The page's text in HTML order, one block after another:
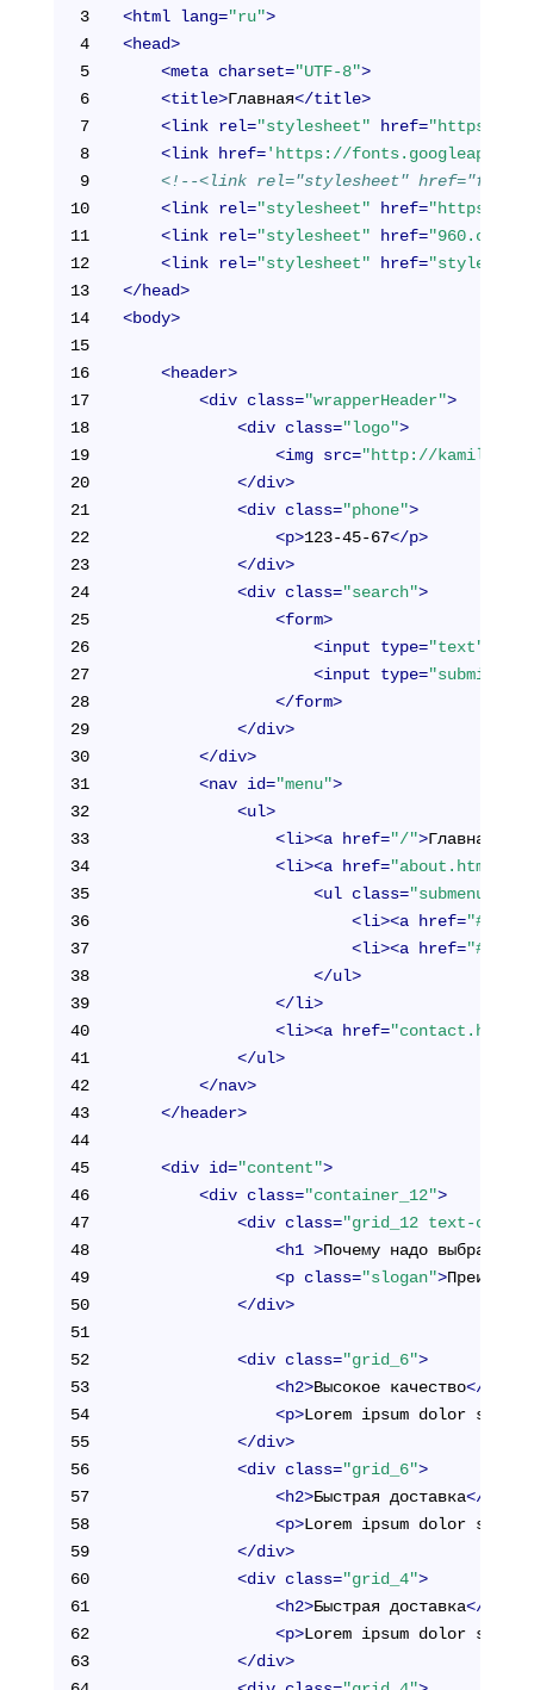
3
<html lang="ru">
4
<head>
5
<meta charset="UTF-8">
6
<title>Главная</title>
7
<link rel="stylesheet" href="https://
8
<link href='https://
9
<!--<link rel="stylesheet" href="font-
10
<link rel="stylesheet" href="https://
11
<link rel="stylesheet" href="960.css"
12
<link rel="stylesheet" href="style.css"
13
</head>
14
<body>
15
16
<header>
17
<div class="wrapperHeader">
18
<div class="logo">
19
<img src="http://kamil-
20
</div>
21
<div class="phone">
22
<p>123-45-67</p>
23
</div>
24
<div class="search">
25
<form>
26
<input type="text"
27
<input type="submit"
28
</form>
29
</div>
30
</div>
31
<nav id="menu">
32
<ul>
33
<li><a href="/">Главная
34
<li><a href="about.html"
35
<ul class="submenu"
36
<li><a href="#"
37
<li><a href="#"
38
</ul>
39
</li>
40
<li><a href="contact.html"
41
</ul>
42
</nav>
43
</header>
44
45
<div id="content">
46
<div class="container_12">
47
<div class="grid_12 text-
48
<h1 >Почему надо выбрать
49
<p class="slogan">
50
</div>
51
52
<div class="grid_6">
53
<h2>Высокое качество</
54
<p>Lorem ipsum dolor sit
55
</div>
56
<div class="grid_6">
57
<h2>Быстрая доставка</
58
<p>Lorem ipsum dolor sit
59
</div>
60
<div class="grid_4">
61
<h2>Быстрая доставка</
62
<p>Lorem ipsum dolor sit
63
</div>